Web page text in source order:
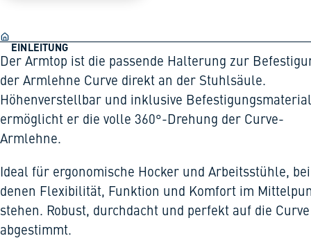
EINLEITUNG
Der Armtop ist die passende Halterung zur
der Armlehne Curve direkt an der Stuhlsäule.
Höhenverstellbar und inklusive
ermöglicht er die volle 360°-Drehung der Curve-
Armlehne.
Ideal für ergonomische Hocker und Arbeitsstühle, bei
denen Flexibilität, Funktion und Komfort im
stehen. Robust, durchdacht und perfekt auf die Curve
abgestimmt.